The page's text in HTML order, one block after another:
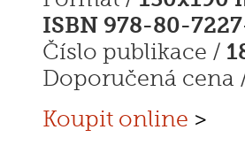
ISBN 978-80-
Číslo publikace /
Doporučená cena
Koupit online >